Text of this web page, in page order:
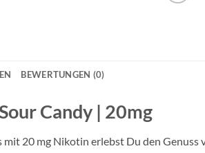
BEWERTUNGEN (0)
Candy | 20mg
20 mg Nikotin erlebst Du den Genuss